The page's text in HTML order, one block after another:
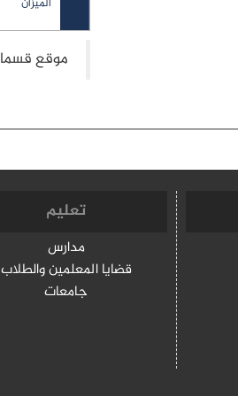
تعليم
مدارس
قضايا المعلمين والطلاب
جامعات